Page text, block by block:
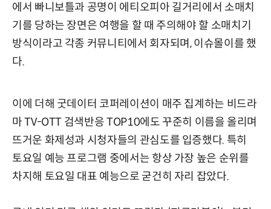
에서 빠니보틀과 공명이 에티오피아 길거리에서 소매치
기를 당하는 장면은 여행을 할 때 주의해야 할 소매치기
방식이라고 각종 커뮤니티에서 회자되며, 이슈몰이를 했
다.
이에 더해 굿데이터 코퍼레이션이 매주 집계하는 비드라
마 TV-OTT 검색반응 TOP10에도 꾸준히 이름을 올리며
뜨거운 화제성과 시청자들의 관심도를 입증했다. 특히
토요일 예능 프로그램 중에서는 항상 가장 높은 순위를
차지해 토요일 대표 예능으로 굳건히 자리 잡았다.